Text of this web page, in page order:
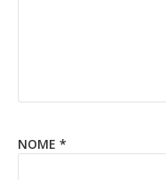
NOME *